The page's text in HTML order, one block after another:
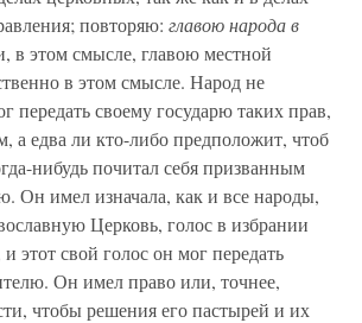
повторяю: главою народа в
в этом смысле, главою местной
в этом смысле. Народ не
передать своему государю таких прав,
а едва ли кто-либо предположит, чтоб
нибудь почитал себя призванным
Он имел изначала, как и все народы,
Церковь, голос в избрании
этот свой голос он мог передать
Он имел право или, точнее,
чтобы решения его пастырей и их